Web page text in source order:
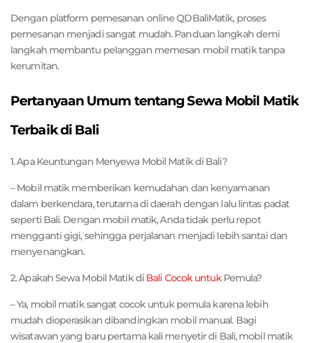
Dengan platform pemesanan online QDBaliMatik, proses
pemesanan menjadi sangat mudah. Panduan langkah demi
langkah membantu pelanggan memesan mobil matik tanpa
kerumitan.
Pertanyaan Umum tentang Sewa Mobil Matik
Terbaik di Bali
1. Apa Keuntungan Menyewa Mobil Matik di Bali?
– Mobil matik memberikan kemudahan dan kenyamanan
dalam berkendara, terutama di daerah dengan lalu lintas padat
seperti Bali. Dengan mobil matik, Anda tidak perlu repot
mengganti gigi, sehingga perjalanan menjadi lebih santai dan
menyenangkan.
2. Apakah Sewa Mobil Matik di Bali Cocok untukPemula?
– Ya, mobil matik sangat cocok untuk pemula karena lebih
mudah dioperasikan dibandingkan mobil manual. Bagi
wisatawan yang baru pertama kali menyetir di Bali, mobil matik